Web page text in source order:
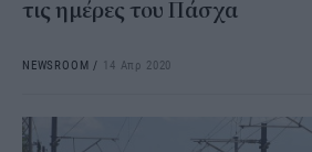
τις ημέρες του Πάσχα
NEWSROOM / 14 Απρ 2020